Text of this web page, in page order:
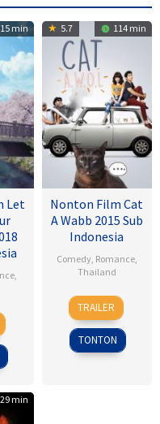
min
Let
,
5.7 114 min
Nonton Film Cat
A Wabb 2015 Sub
Indonesia
Comedy, Romance,
Thailand
4
Mar
2015
Nareubadee
Wetchakam
TRAILER
TONTON
min